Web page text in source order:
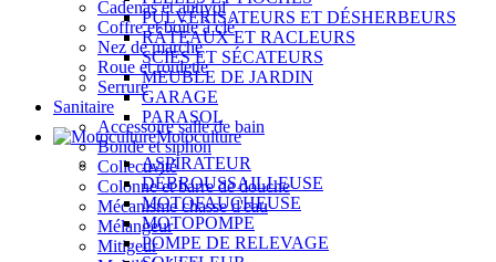
Cadenas et antivol
Coffre et boîte à clé
Nez de marche
Roue et roulette
Serrure
Sanitaire
Accessoire salle de bain
Bonde et siphon
Collectivité
Colonne et barre de douche
Mécanisme chasse d'eau
Mélangeur
Mitigeur
PULVÉRISATEURS ET DÉSHERBEURS
RÂTEAUX ET RACLEURS
SCIES ET SÉCATEURS
MEUBLE DE JARDIN
GARAGE
PARASOL
Motoculture
ASPIRATEUR
DÉBROUSSAILLEUSE
MOTOFAUCHEUSE
MOTOPOMPE
POMPE DE RELEVAGE